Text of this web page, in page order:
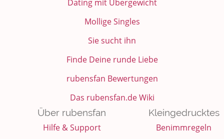
Dating mit Übergewicht
Mollige Singles
Sie sucht ihn
Finde Deine runde Liebe
rubensfan Bewertungen
Das rubensfan.de Wiki
Über rubensfan
Hilfe & Support
Kleingedrucktes
Benimmregeln